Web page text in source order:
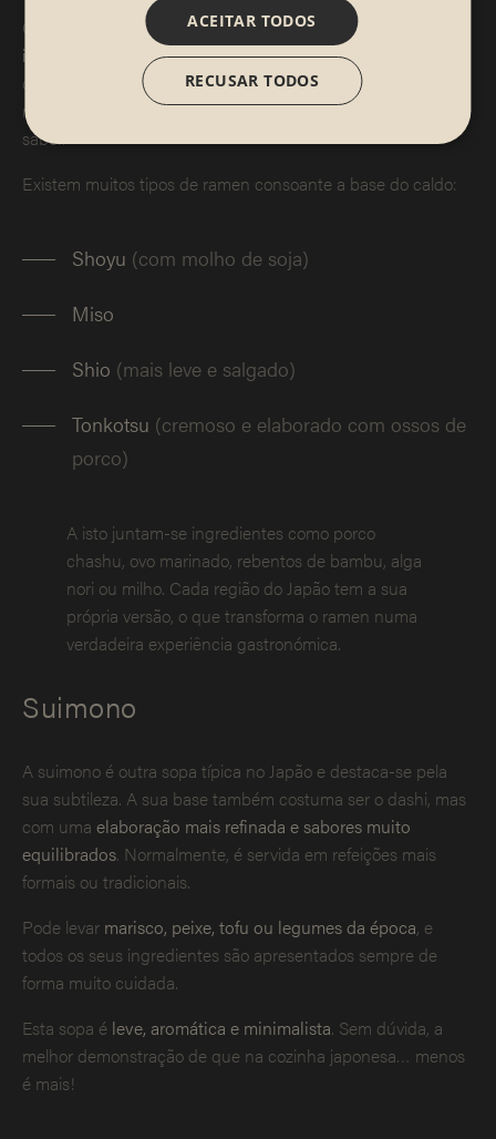
O ramen é provavelmente asopa japonesa mais
internacional
e também uma das mais consistentes. Ao
contrário da sopa de miso, aqui os protagonistas são os
noodles, acompanhados por um caldo intenso e cheio de
sabor.
Existem muitos tipos de ramen consoante a base do caldo:
Shoyu (com molho de soja)
Miso
Shio (mais leve e salgado)
Tonkotsu (cremoso e elaborado com ossos de
porco)
A isto juntam-se ingredientes como porco
chashu, ovo marinado, rebentos de bambu, alga
nori ou milho. Cada região do Japão tem a sua
própria versão, o que transforma o ramen numa
verdadeira experiência gastronómica.
Suimono
A suimono é outra sopa típica no Japão e destaca-se pela
sua subtileza. A sua base também costuma ser o dashi, mas
com uma elaboração mais refinada e sabores muito
equilibrados. Normalmente, é servida em refeições mais
formais ou tradicionais.
Pode levar marisco, peixe, tofu ou legumes da época, e
todos os seus ingredientes são apresentados sempre de
forma muito cuidada.
Esta sopa é leve, aromática e minimalista. Sem dúvida, a
melhor demonstração de que na cozinha japonesa… menos
é mais!
ACEITAR TODOS
RECUSAR TODOS